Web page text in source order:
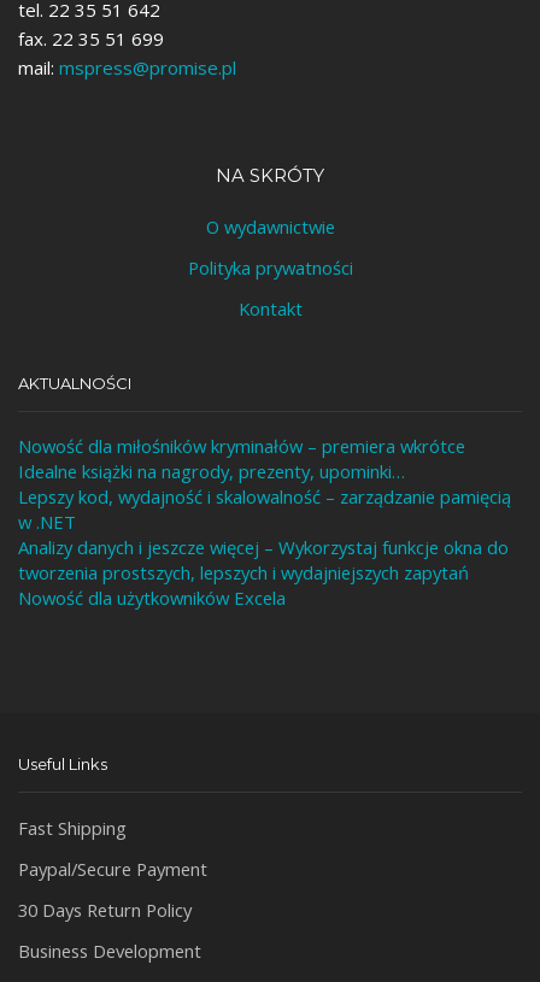
tel. 22 35 51 642
fax. 22 35 51 699
mail: mspress@promise.pl
NA SKRÓTY
O wydawnictwie
Polityka prywatności
Kontakt
AKTUALNOŚCI
Nowość dla miłośników kryminałów – premiera wkrótce
Idealne książki na nagrody, prezenty, upominki…
Lepszy kod, wydajność i skalowalność – zarządzanie pamięcią
w .NET
Analizy danych i jeszcze więcej – Wykorzystaj funkcje okna do
tworzenia prostszych, lepszych i wydajniejszych zapytań
Nowość dla użytkowników Excela
Useful Links
Fast Shipping
Paypal/Secure Payment
30 Days Return Policy
Business Development